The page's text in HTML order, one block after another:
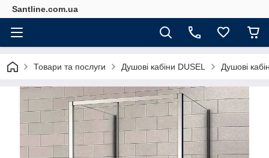
Santline.com.ua
Товари та послуги Душові кабіни DUSEL Душові